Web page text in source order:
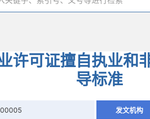
许可证擅自执业和
导标准
发文机构